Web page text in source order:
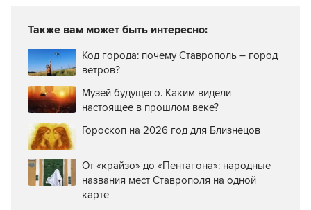
Также вам может быть интересно:
Код города: почему Ставрополь – город
ветров?
Музей будущего. Каким видели
настоящее в прошлом веке?
Гороскоп на 2026 год для Близнецов
От «крайзо» до «Пентагона»: народные
названия мест Ставрополя на одной
карте